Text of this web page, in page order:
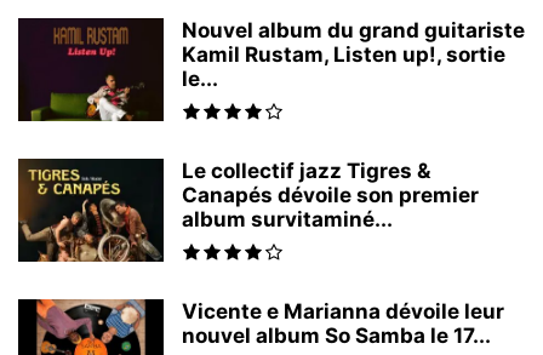
Nouvel album du grand guitariste
Kamil Rustam, Listen up!, sortie
le...
Le collectif jazz Tigres &
Canapés dévoile son premier
album survitaminé...
Vicente e Marianna dévoile leur
nouvel album So Samba le 17...